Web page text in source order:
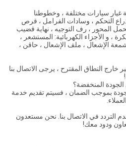
أكثر من 10000 قطعة غيار سيارات مختلفة ، وخطوطنا
التحكم ، وسادات الفرامل ، قرص
المحور ، رف التوجيه ، نهاية قضيب
، و الأجزاء الكهربائية: المستشعر ،
شمعة الإشعال ، ملف الإشعال ، حاقن ،
خارج النطاق المقترح ، يرجى الاتصال بنا
بموجب الضمان ، فسيتم تقديم خدمة
التردد في الاتصال بنا. نحن مستعدون
ودود معك!